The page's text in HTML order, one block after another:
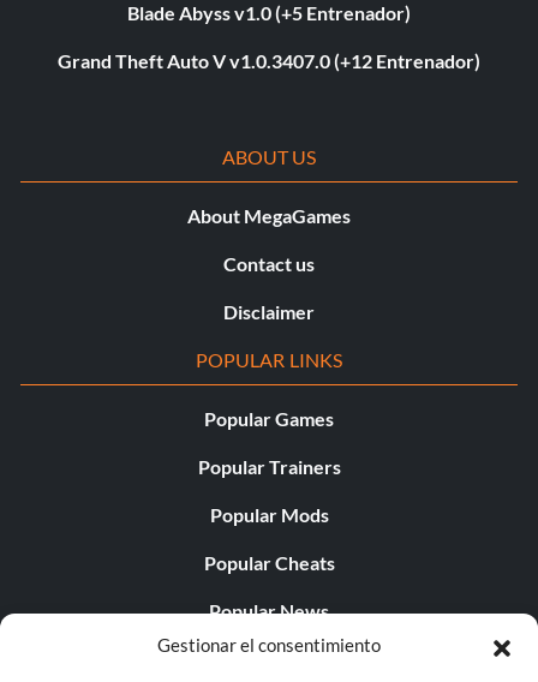
Gestionar el consentimiento
Blade Abyss v1.0 (+5 Entrenador)
Grand Theft Auto V v1.0.3407.0 (+12 Entrenador)
ABOUT US
About MegaGames
Contact us
Disclaimer
POPULAR LINKS
Popular Games
Popular Trainers
Popular Mods
Popular Cheats
Popular News
Popular Editorials